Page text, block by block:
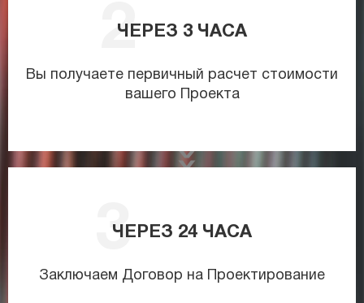
ЧЕРЕЗ 3 ЧАСА
Вы получаете первичный расчет стоимости
вашего Проекта
ЧЕРЕЗ 24 ЧАСА
Заключаем Договор на Проектирование